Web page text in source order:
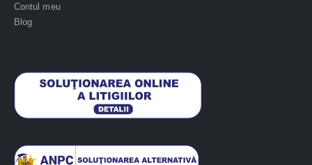
Contul meu
Blog